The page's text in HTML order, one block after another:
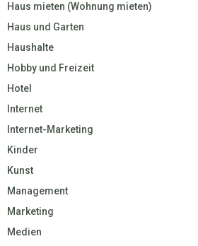
Haus mieten (Wohnung mieten)
Haus und Garten
Haushalte
Hobby und Freizeit
Hotel
Internet
Internet-Marketing
Kinder
Kunst
Management
Marketing
Medien